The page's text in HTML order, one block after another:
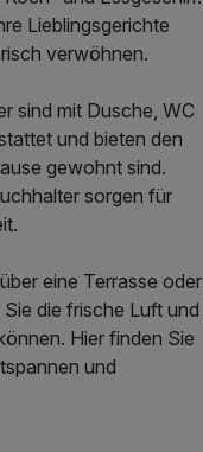
Lieblingsgerichte
verwöhnen.
sind mit Dusche, WC
und bieten den
gewohnt sind.
sorgen für
eine Terrasse oder
die frische Luft und
Hier finden Sie
und